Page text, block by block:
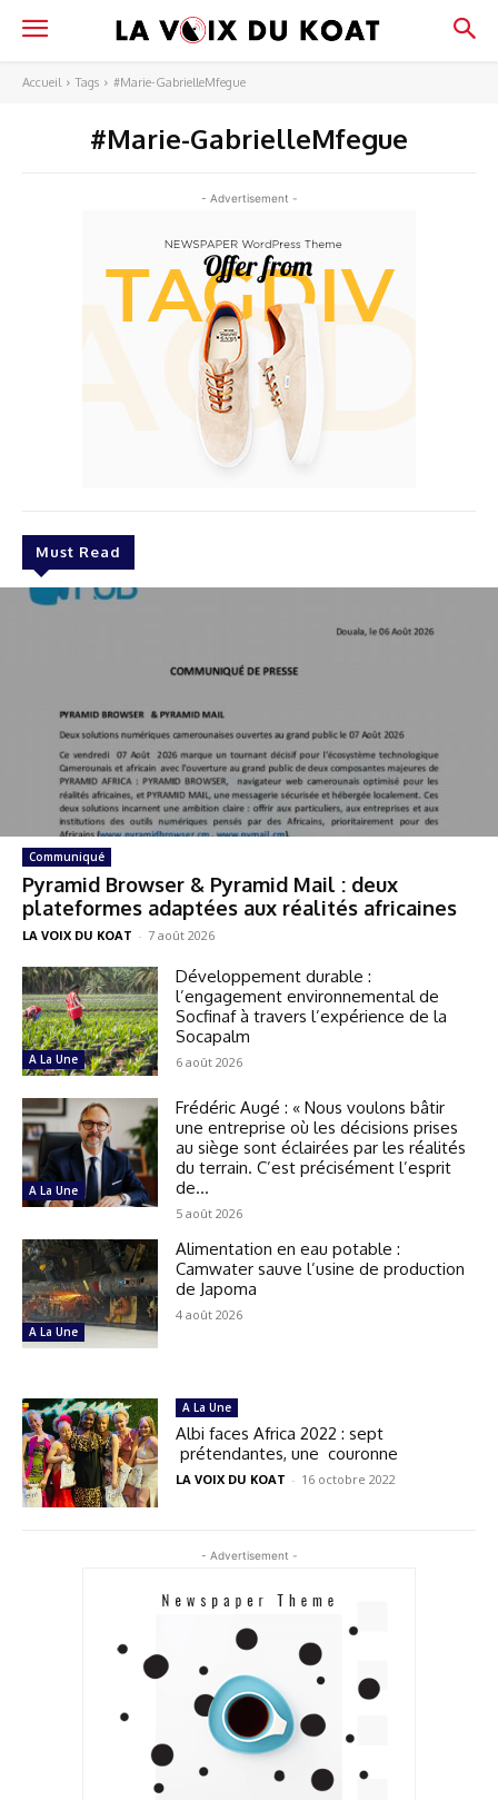
Accueil Tags #Marie-GabrielleMfegue
#Marie-GabrielleMfegue
- Advertisement -
Must Read
Communiqué
Pyramid Browser & Pyramid Mail : deux
plateformes adaptées aux réalités africaines
LA VOIX DU KOAT - 7 août 2026
A La Une
Développement durable :
l’engagement environnemental de
Socfinaf à travers l’expérience de la
Socapalm
6 août 2026
A La Une
Frédéric Augé : « Nous voulons bâtir
une entreprise où les décisions prises
au siège sont éclairées par les réalités
du terrain. C’est précisément l’esprit
de...
5 août 2026
A La Une
Alimentation en eau potable :
Camwater sauve l’usine de production
de Japoma
4 août 2026
A La Une
Albi faces Africa 2022 : sept
prétendantes, une couronne
LA VOIX DU KOAT - 16 octobre 2022
- Advertisement -